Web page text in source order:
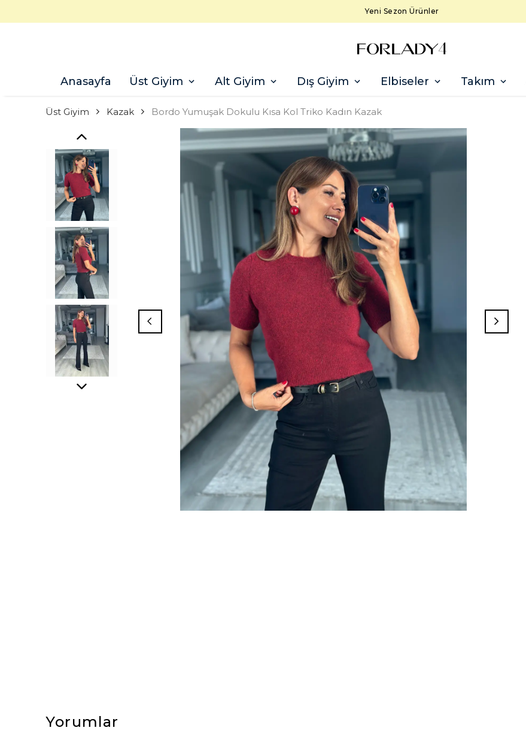
Yeni Sezon Ürünler
Anasayfa Üst Giyim Alt Giyim Dış Giyim Elbiseler Takım
Üst Giyim Kazak Bordo Yumuşak Dokulu Kısa Kol Triko Kadın Kazak
Yorumlar